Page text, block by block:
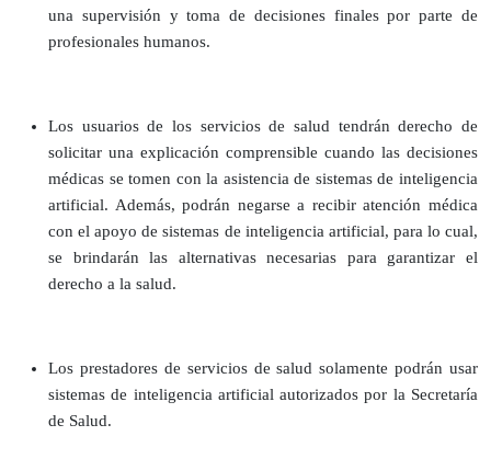
una supervisión y toma de decisiones finales por parte de
profesionales humanos.
Los usuarios de los servicios de salud tendrán derecho de
solicitar una explicación comprensible cuando las decisiones
médicas se tomen con la asistencia de sistemas de inteligencia
artificial. Además, podrán negarse a recibir atención médica
con el apoyo de sistemas de inteligencia artificial, para lo cual,
se brindarán las alternativas necesarias para garantizar el
derecho a la salud.
Los prestadores de servicios de salud solamente podrán usar
sistemas de inteligencia artificial autorizados por la Secretaría
de Salud.